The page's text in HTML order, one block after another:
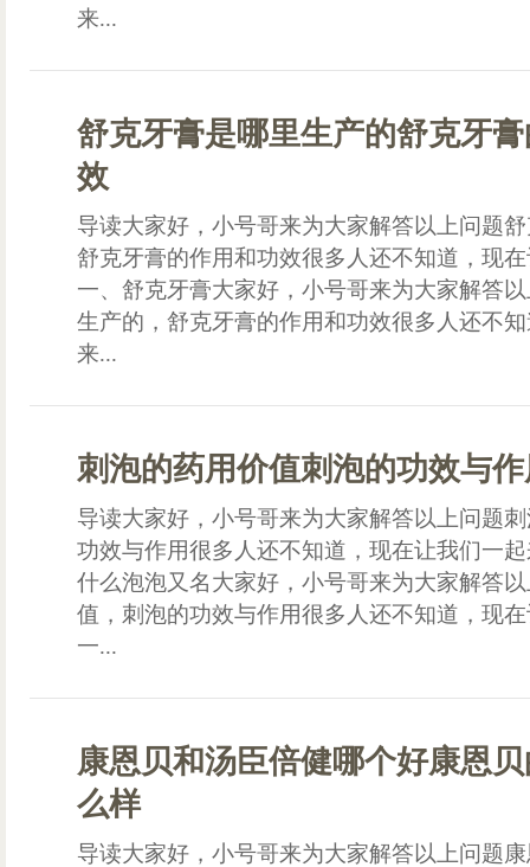
来...
舒克牙膏是哪里生产的舒克牙
效
导读大家好，小号哥来为大家解答以上问题
舒克牙膏的作用和功效很多人还不知道，现
一、舒克牙膏大家好，小号哥来为大家解答
生产的，舒克牙膏的作用和功效很多人还不
来...
刺泡的药用价值刺泡的功效与
导读大家好，小号哥来为大家解答以上问题
功效与作用很多人还不知道，现在让我们一
什么泡泡又名大家好，小号哥来为大家解答
值，刺泡的功效与作用很多人还不知道，现
一...
康恩贝和汤臣倍健哪个好康恩
么样
导读大家好，小号哥来为大家解答以上问题